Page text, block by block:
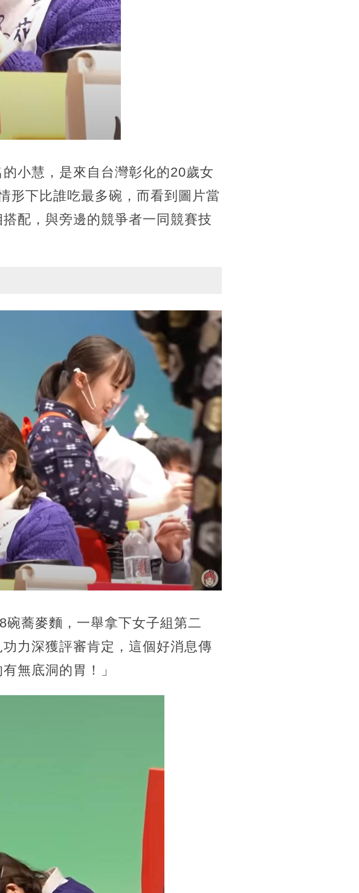
小慧，是來自台灣彰化的20歲女
形下比誰吃最多碗，而看到圖片當
配，與旁邊的競爭者一同競賽技
蕎麥麵，一舉拿下女子組第二
力深獲評審肯定，這個好消息傳
無底洞的胃！」